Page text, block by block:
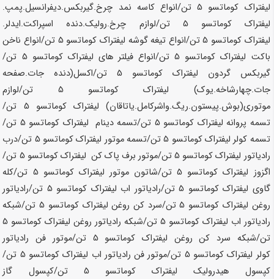
لیفتراک کوماتسو
/انواع کاسه نمد چرخ.گیربکس.دیفرانسیل.پمپ.
لیفتراک کوماتسو 5 تن
/لوازم چرخ.رولیک.دنده اسپراکت.ایدلر.
لیفتراک کوماتسو
/انواع تیغه گوشه لیفتراک کوماتسو 5 تن
/انواع ناخن
باکت لیفتراک کوماتسو
/انواع فیلتر های لیفتراک کوماتسو 5 تن
/
گیربکس گردون لیفتراک کوماتسو
/اکسل(دنده جات.صفحه
جات.چهارشاخه.یوک) لیفتراک کوماتسو 5 تن
/لوازم
موتوری(بوش.پیستون.ریگ.واشرکامل.یاتاقان) لیفتراک کوماتسو 5 تن
/
تسمه پروانه لیفتراک کوماتسو 5 تن /تسمه دینام لیفتراک کوماتسو 5 تن
/
تسمه کولر لیفتراک کوماتسو
/تسمه موتور لیفتراک کوماتسو 5 تن
/درب
رادیاتور لیفتراک کوماتسو
/موتور برف پاک کن لیفتراک کوماتسو 5 تن
/
اگزوز لیفتراک کوماتسو
/شاتون موتور لیفتراک کوماتسو 5 تن
/کله
گاوی لیفتراک کوماتسو
/رادیاتور اب لیفتراک کوماتسو 5 تن
/رادیاتور
روغن لیفتراک کوماتسو
/سرد کن روغن لیفتراک کوماتسو
/شبکه
رادیاتور اب لیفتراک کوماتسو 5 تن /شبکه رادیاتور روغن لیفتراک کوماتسو 5
تن/شبکه سرد کن روغن لیفتراک کوماتسو 5 تن
/موتور فن رادیاتور
کولر لیفتراک کوماتسو 5 تن /موتور فن رادیاتور اب لیفتراک کوماتسو 5 تن
/
کپسول هیدرولیک لیفتراک کوماتسو 5 تن
/کپسول گاز